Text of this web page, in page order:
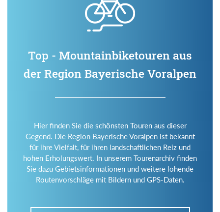
Top - Mountainbiketouren aus
der Region Bayerische Voralpen
Hier finden Sie die schönsten Touren aus dieser
Gegend. Die Region Bayerische Voralpen ist bekannt
für ihre Vielfalt, für ihren landschaftlichen Reiz und
hohen Erholungswert. In unserem Tourenarchiv finden
Sie dazu Gebietsinformationen und weitere lohende
Routenvorschläge mit Bildern und GPS-Daten.